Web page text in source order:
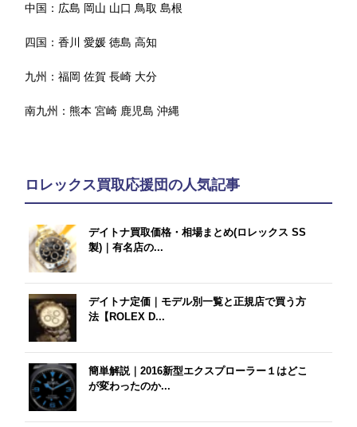
中国： 広島 岡山 山口 鳥取 島根
四国：香川 愛媛 徳島 高知
九州：福岡 佐賀 長崎 大分
南九州：熊本 宮崎 鹿児島 沖縄
ロレックス買取応援団の人気記事
デイトナ買取価格・相場まとめ(ロレックス SS
製)｜有名店の...
デイトナ定価｜モデル別一覧と正規店で買う方
法【ROLEX D...
簡単解説｜2016新型エクスプローラー１はどこ
が変わったのか...